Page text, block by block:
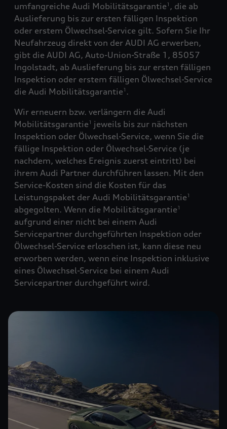
umfangreiche Audi Mobilitätsgarantie1 , die ab
Auslieferung bis zur ersten fälligen Inspektion
oder erstem Ölwechsel-Service gilt. Sofern Sie Ihr
Neufahrzeug direkt von der AUDI AG erwerben,
gibt die AUDI AG, Auto-Union-Straße 1, 85057
Ingolstadt, ab Auslieferung bis zur ersten fälligen
Inspektion oder erstem fälligen Ölwechsel-Service
die Audi Mobilitätsgarantie1 .
Wir erneuern bzw. verlängern die Audi
Mobilitätsgarantie1
jeweils bis zur nächsten
Inspektion oder Ölwechsel-Service, wenn Sie die
fällige Inspektion oder Ölwechsel-Service (je
nachdem, welches Ereignis zuerst eintritt) bei
ihrem Audi Partner durchführen lassen. Mit den
Service-Kosten sind die Kosten für das
Leistungspaket der Audi Mobilitätsgarantie1
abgegolten. Wenn die Mobilitätsgarantie1
aufgrund einer nicht bei einem Audi
Servicepartner durchgeführten Inspektion oder
Ölwechsel-Service erloschen ist, kann diese neu
erworben werden, wenn eine Inspektion inklusive
eines Ölwechsel-Service bei einem Audi
Servicepartner durchgeführt wird.